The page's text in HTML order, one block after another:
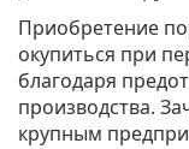
Приобретение
окупиться при
благодаря
производства.
крупным